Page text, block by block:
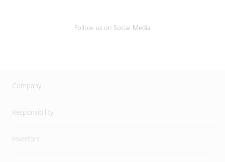
Follow us on Social Media
Company
Responsibility
Investors